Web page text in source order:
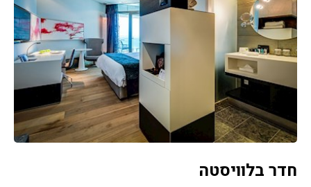
חדר בלוויסטה